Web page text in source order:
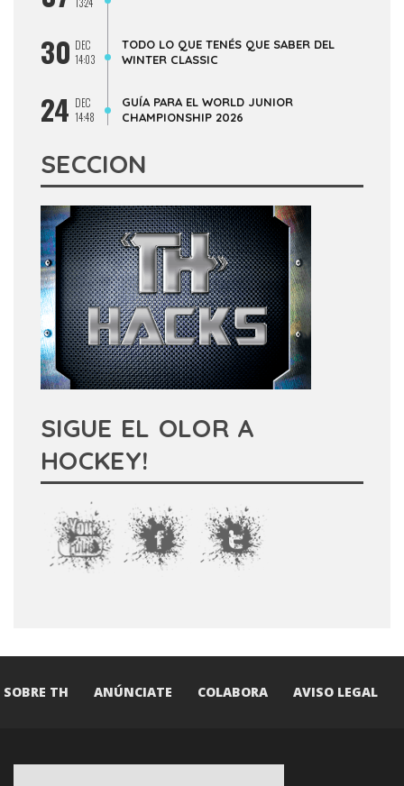
13:24
30 DEC
14:03
TODO LO QUE TENÉS QUE SABER DEL
WINTER CLASSIC
24 DEC
14:48
GUÍA PARA EL WORLD JUNIOR
CHAMPIONSHIP 2026
SECCION
SIGUE EL OLOR A
HOCKEY!
SOBRE TH ANÚNCIATE COLABORA AVISO LEGAL